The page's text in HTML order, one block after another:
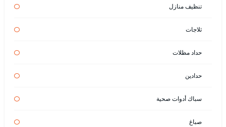
تنظيف منازل
ثلاجات
حداد مظلات
حدادين
سباك أدوات صحية
صباغ